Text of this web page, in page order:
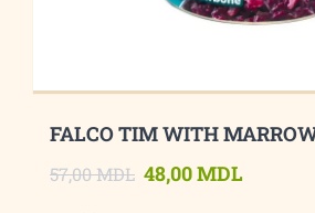
FALCO TIM WITH
57,00 MDL 48,00 MDL